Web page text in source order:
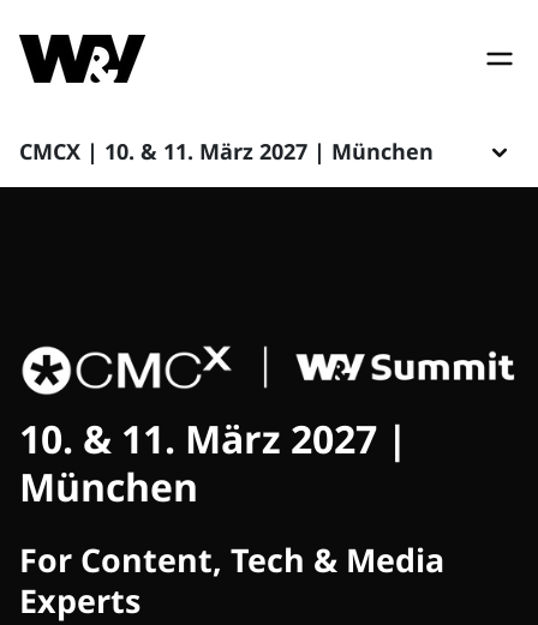
CMCX | 10. & 11. März 2027 | München
CMCX
10. & 11. März 2027 |
München
For Content, Tech & Media
Experts